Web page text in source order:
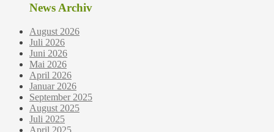
News Archiv
August 2026
Juli 2026
Juni 2026
Mai 2026
April 2026
Januar 2026
September 2025
August 2025
Juli 2025
April 2025